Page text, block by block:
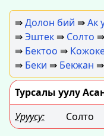
⇛Долон бий ⇛Ак
⇛Эштек ⇛ Солто ⇛
⇛ Бектоо ⇛
⇛ Беки ⇛ Бекжан ⇛
Турсалы уулу
Уруусу:
Солто